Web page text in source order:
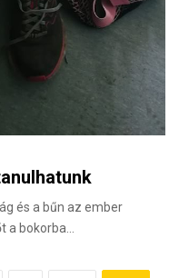
és a bűn az ember
a bokorba…